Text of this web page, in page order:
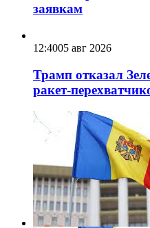
заявкам
12:4005 авг 2026
Трамп отказал
ракет-